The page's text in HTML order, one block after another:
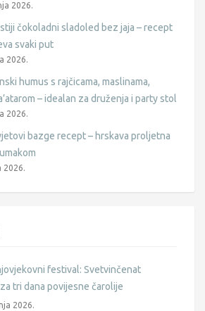
2026.
čokoladni sladoled bez jaja – recept
svaki put
2026.
humus s rajčicama, maslinama,
– idealan za druženja i party stol
2026.
bazge recept – hrskava proljetna
2026.
festival: Svetvinčenat
tri dana povijesne čarolije
2026.